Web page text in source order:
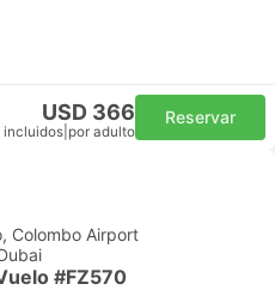
USD 366
incluidos por adulto
Reservar
Colombo Airport
#FZ570